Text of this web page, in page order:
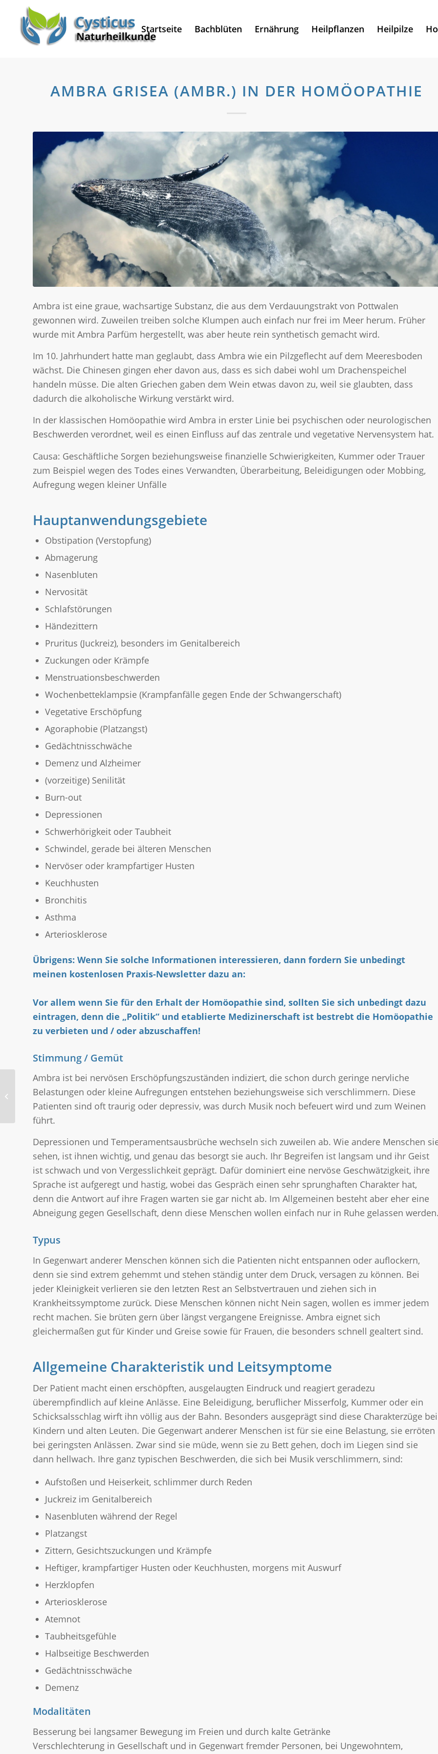
Startseite Bachblüten Ernährung Heilpflanzen Heilpilze
AMBRA GRISEA (AMBR.) IN DER HOMÖOPATHIE
Ambra ist eine graue, wachsartige Substanz, die aus dem Verdauungstrakt von Pottwalen
gewonnen wird. Zuweilen treiben solche Klumpen auch einfach nur frei im Meer herum. Früher
wurde mit Ambra Parfüm hergestellt, was aber heute rein synthetisch gemacht wird.
Im 10. Jahrhundert hatte man geglaubt, dass Ambra wie ein Pilzgeflecht auf dem Meeresboden
wächst. Die Chinesen gingen eher davon aus, dass es sich dabei wohl um Drachenspeichel
handeln müsse. Die alten Griechen gaben dem Wein etwas davon zu, weil sie glaubten, dass
dadurch die alkoholische Wirkung verstärkt wird.
In der klassischen Homöopathie wird Ambra in erster Linie bei psychischen oder neurologischen
Beschwerden verordnet, weil es einen Einfluss auf das zentrale und vegetative Nervensystem hat.
Causa: Geschäftliche Sorgen beziehungsweise finanzielle Schwierigkeiten, Kummer oder Trauer
zum Beispiel wegen des Todes eines Verwandten, Überarbeitung, Beleidigungen oder Mobbing,
Aufregung wegen kleiner Unfälle
Hauptanwendungsgebiete
Obstipation (Verstopfung)
Abmagerung
Nasenbluten
Nervosität
Schlafstörungen
Händezittern
Pruritus (Juckreiz), besonders im Genitalbereich
Zuckungen oder Krämpfe
Menstruationsbeschwerden
Wochenbetteklampsie (Krampfanfälle gegen Ende der Schwangerschaft)
Vegetative Erschöpfung
Agoraphobie (Platzangst)
Gedächtnisschwäche
Demenz und Alzheimer
(vorzeitige) Senilität
Burn-out
Depressionen
Schwerhörigkeit oder Taubheit
Schwindel, gerade bei älteren Menschen
Nervöser oder krampfartiger Husten
Keuchhusten
Bronchitis
Asthma
Arteriosklerose
Übrigens: Wenn Sie solche Informationen interessieren, dann fordern Sie unbedingt
meinen kostenlosen Praxis-Newsletter dazu an:
Vor allem wenn Sie für den Erhalt der Homöopathie sind, sollten Sie sich unbedingt dazu
eintragen, denn die „Politik“ und etablierte Medizinerschaft ist bestrebt die Homöopathie
zu verbieten und / oder abzuschaffen!
Stimmung / Gemüt
Ambra ist bei nervösen Erschöpfungszuständen indiziert, die schon durch geringe nervliche
Belastungen oder kleine Aufregungen entstehen beziehungsweise sich verschlimmern. Diese
Patienten sind oft traurig oder depressiv, was durch Musik noch befeuert wird und zum Weinen
führt.
Depressionen und Temperamentsausbrüche wechseln sich zuweilen ab. Wie andere Menschen
sehen, ist ihnen wichtig, und genau das besorgt sie auch. Ihr Begreifen ist langsam und ihr Geist
ist schwach und von Vergesslichkeit geprägt. Dafür dominiert eine nervöse Geschwätzigkeit, ihre
Sprache ist aufgeregt und hastig, wobei das Gespräch einen sehr sprunghaften Charakter hat,
denn die Antwort auf ihre Fragen warten sie gar nicht ab. Im Allgemeinen besteht aber eher eine
Abneigung gegen Gesellschaft, denn diese Menschen wollen einfach nur in Ruhe gelassen
Typus
In Gegenwart anderer Menschen können sich die Patienten nicht entspannen oder auflockern,
denn sie sind extrem gehemmt und stehen ständig unter dem Druck, versagen zu können. Bei
jeder Kleinigkeit verlieren sie den letzten Rest an Selbstvertrauen und ziehen sich in
Krankheitssymptome zurück. Diese Menschen können nicht Nein sagen, wollen es immer jedem
recht machen. Sie brüten gern über längst vergangene Ereignisse. Ambra eignet sich
gleichermaßen gut für Kinder und Greise sowie für Frauen, die besonders schnell gealtert sind.
Allgemeine Charakteristik und Leitsymptome
Der Patient macht einen erschöpften, ausgelaugten Eindruck und reagiert geradezu
überempfindlich auf kleine Anlässe. Eine Beleidigung, beruflicher Misserfolg, Kummer oder ein
Schicksalsschlag wirft ihn völlig aus der Bahn. Besonders ausgeprägt sind diese Charakterzüge bei
Kindern und alten Leuten. Die Gegenwart anderer Menschen ist für sie eine Belastung, sie erröten
bei geringsten Anlässen. Zwar sind sie müde, wenn sie zu Bett gehen, doch im Liegen sind sie
dann hellwach. Ihre ganz typischen Beschwerden, die sich bei Musik verschlimmern, sind:
Aufstoßen und Heiserkeit, schlimmer durch Reden
Juckreiz im Genitalbereich
Nasenbluten während der Regel
Platzangst
Zittern, Gesichtszuckungen und Krämpfe
Heftiger, krampfartiger Husten oder Keuchhusten, morgens mit Auswurf
Herzklopfen
Arteriosklerose
Atemnot
Taubheitsgefühle
Halbseitige Beschwerden
Gedächtnisschwäche
Demenz
Modalitäten
Besserung bei langsamer Bewegung im Freien und durch kalte Getränke
Verschlechterung in Gesellschaft und in Gegenwart fremder Personen, bei Ungewohntem,
Lasea gegen Unruhe
und Angst?